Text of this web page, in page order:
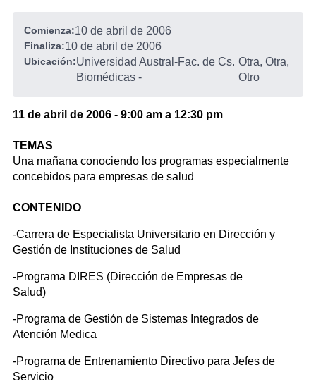
Comienza:10 de abril de 2006
Finaliza:10 de abril de 2006
Ubicación:Universidad Austral-Fac. de Cs.
Biomédicas -
Otra, Otra,
Otro
11 de abril de 2006 - 9:00 am a 12:30 pm
TEMAS
Una mañana conociendo los programas especialmente
concebidos para empresas de salud
-Carrera de Especialista Universitario en Dirección y
Gestión de Instituciones de Salud
-Programa DIRES (Dirección de Empresas de
Salud)
-Programa de Gestión de Sistemas Integrados de
Atención Medica
-Programa de Entrenamiento Directivo para Jefes de
Servicio